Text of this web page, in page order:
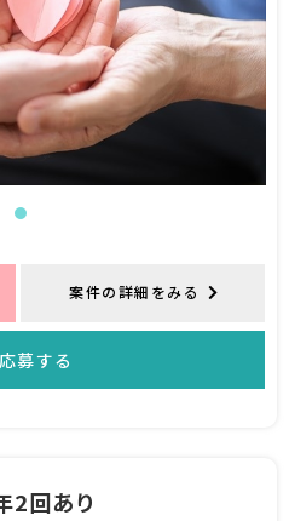
応募する
案件の詳細をみる
2回あり